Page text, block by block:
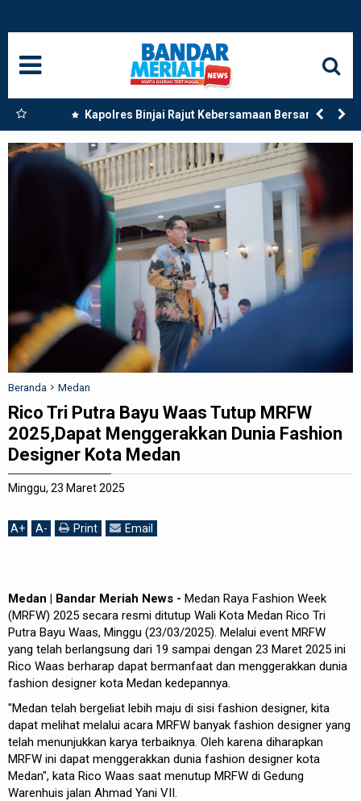
Kapolres Binjai Rajut Kebersamaan Bersama
Komunitas Ojek Online Kota Binjai
Beranda Medan
Rico Tri Putra Bayu Waas Tutup MRFW
2025,Dapat Menggerakkan Dunia Fashion
Designer Kota Medan
Minggu, 23 Maret 2025
A+ A- Print Email
Medan | Bandar Meriah News - Medan Raya Fashion Week
(MRFW) 2025 secara resmi ditutup Wali Kota Medan Rico Tri
Putra Bayu Waas, Minggu (23/03/2025). Melalui event MRFW
yang telah berlangsung dari 19 sampai dengan 23 Maret 2025 ini
Rico Waas berharap dapat bermanfaat dan menggerakkan dunia
fashion designer kota Medan kedepannya.
"Medan telah bergeliat lebih maju di sisi fashion designer, kita
dapat melihat melalui acara MRFW banyak fashion designer yang
telah menunjukkan karya terbaiknya. Oleh karena diharapkan
MRFW ini dapat menggerakkan dunia fashion designer kota
Medan", kata Rico Waas saat menutup MRFW di Gedung
Warenhuis jalan Ahmad Yani VII.
NASIONAL
SUMUT
MEDAN
EDUKASI
ADVETORIAL
REDAKSI